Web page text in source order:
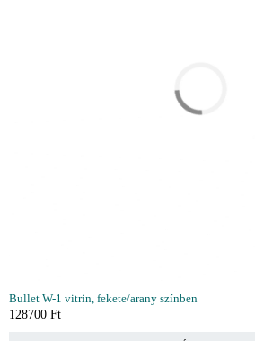
Bullet W-1 vitrin, fekete/arany színben
128700 Ft